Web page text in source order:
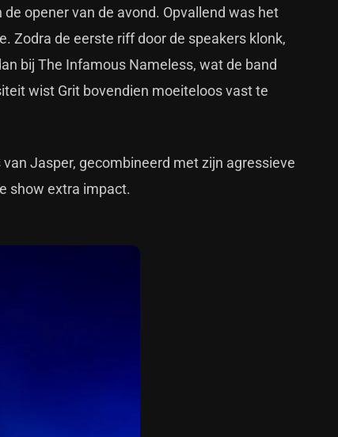
opener van de avond. Opvallend was het
Zodra de eerste riff door de speakers klonk,
bij The Infamous Nameless, wat de band
wist Grit bovendien moeiteloos vast te
Jasper, gecombineerd met zijn agressieve
show extra impact.